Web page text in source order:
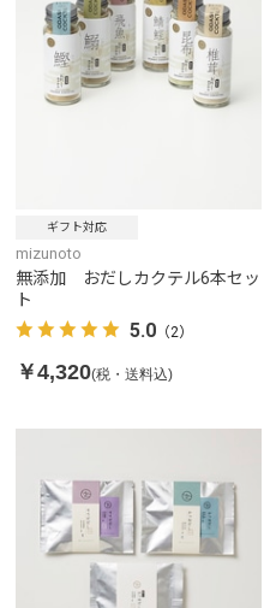
ギフト対応
mizunoto
無添加 おだしカクテル6本セッ
ト
5.0 （2）
￥4,320(税・送料込)